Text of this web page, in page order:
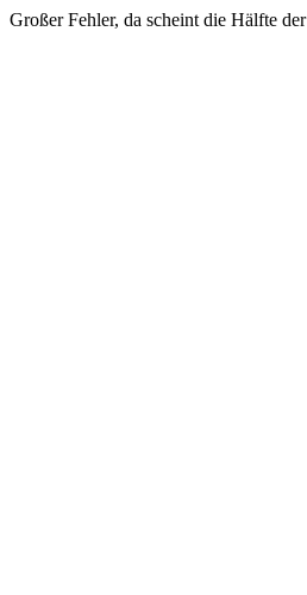
Großer Fehler, da scheint die Hälfte